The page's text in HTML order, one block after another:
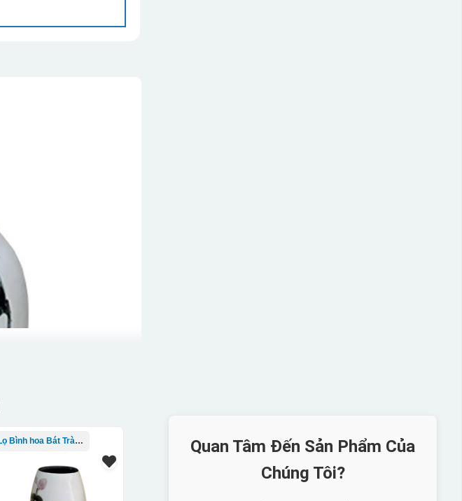
Lọ Bình hoa Bát Tràng in logo
Quan Tâm Đến Sản Phẩm Của
Chúng Tôi?